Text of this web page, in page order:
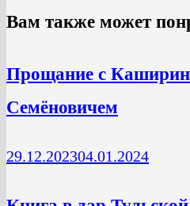
Вам также может
Прощание с
Семёновичем
29.12.202304.01.2024